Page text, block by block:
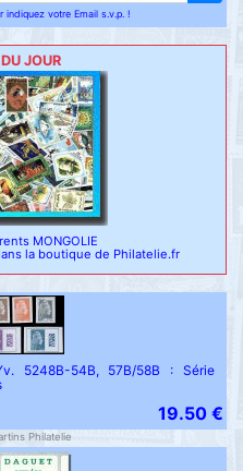
indiquez votre Email s.v.p. !
JOUR
MONGOLIE
la boutique de Philatelie.fr
5248B-54B, 57B/58B : Série
19.50 €
Philatelie